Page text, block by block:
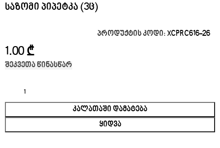
საზომი პიპეტკა (3ც)
პროდუქტის კოდი:XCPRC616-26
₾
შეკვეთა წინასწარ
ᲙᲐᲚᲐᲗᲐᲨᲘ ᲓᲐᲛᲐᲢᲔᲑᲐ
ᲧᲘᲓᲕᲐ